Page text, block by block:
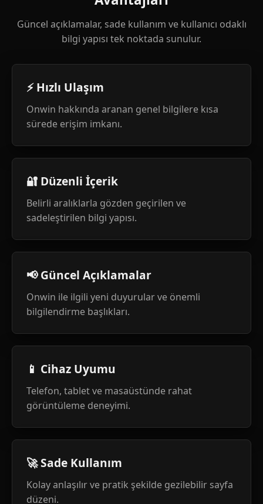
Güncel açıklamalar, sade kullanım ve kullanıcı odaklı
bilgi yapısı tek noktada sunulur.
⚡ Hızlı Ulaşım
Onwin hakkında aranan genel bilgilere kısa
sürede erişim imkanı.
🔐 Düzenli İçerik
Belirli aralıklarla gözden geçirilen ve
sadeleştirilen bilgi yapısı.
📢 Güncel Açıklamalar
Onwin ile ilgili yeni duyurular ve önemli
bilgilendirme başlıkları.
📱 Cihaz Uyumu
Telefon, tablet ve masaüstünde rahat
görüntüleme deneyimi.
🚀 Sade Kullanım
Kolay anlaşılır ve pratik şekilde gezilebilir sayfa
düzeni.